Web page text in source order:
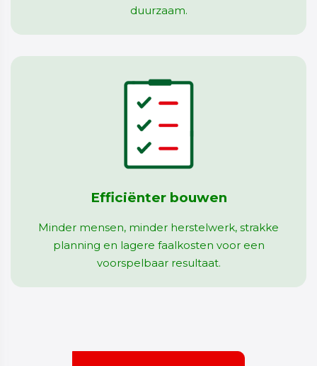
duurzaam.
Efficiënter bouwen
Minder mensen, minder herstelwerk, strakke
planning en lagere faalkosten voor een
voorspelbaar resultaat.